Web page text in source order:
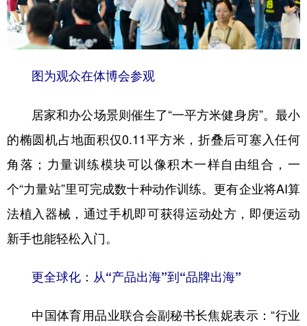
图为观众在体博会参观
居家和办公场景则催生了“一平方米健身房”。最小
的椭圆机占地面积仅0.11平方米，折叠后可塞入任何
角落；力量训练模块可以像积木一样自由组合，一
个“力量站”里可完成数十种动作训练。更有企业将AI算
法植入器械，通过手机即可获得运动处方，即便运动
新手也能轻松入门。
更全球化：从“产品出海”到“品牌出海”
中国体育用品业联合会副秘书长焦妮表示：“行业